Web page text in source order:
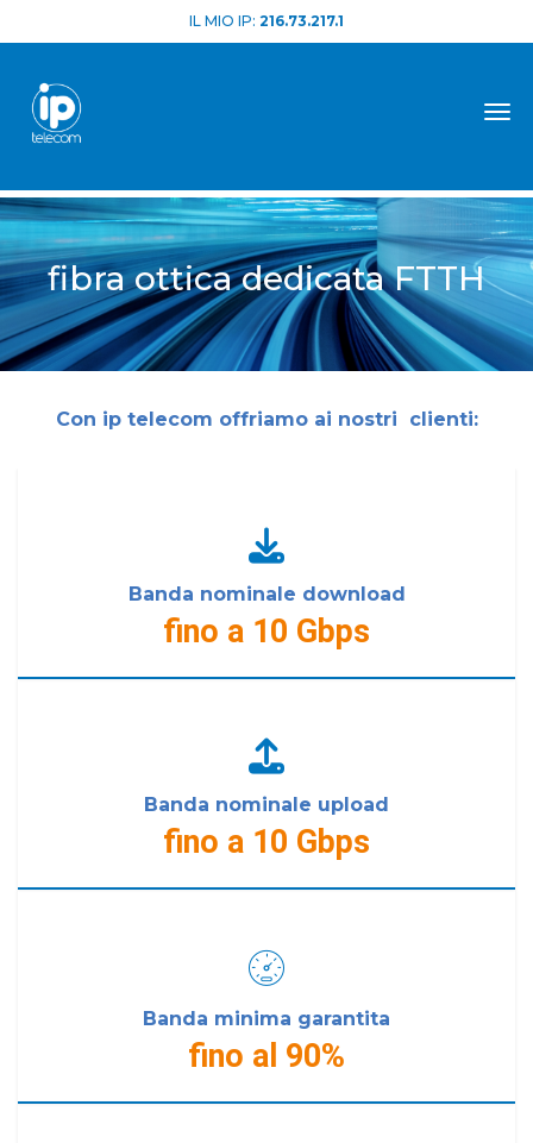
IL MIO IP: 216.73.217.1
fibra ottica dedicata FTTH
Con ip telecom offriamo ai nostri clienti:
Banda nominale download
fino a 10 Gbps
Banda nominale upload
fino a 10 Gbps
Banda minima garantita
fino al 90%